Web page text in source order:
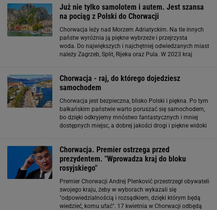
Już nie tylko samolotem i autem. Jest szansa
na pociąg z Polski do Chorwacji
Chorwacja leży nad Morzem Adriatyckim. Na tle innych
państw wyróżnia ją piękne wybrzeże i przejrzysta
woda. Do największych i najchętniej odwiedzanych miast
należy Zagrzeb, Split, Rijeka oraz Pula. W 2023 kraj
Chorwacja - raj, do którego dojedziesz
samochodem
Chorwacja jest bezpieczna, blisko Polski i piękna. Po tym
bałkańskim państwie warto poruszać się samochodem,
bo dzięki odkryjemy mnóstwo fantastycznych i mniej
dostępnych miejsc, a dobrej jakości drogi i piękne widoki
Chorwacja. Premier ostrzega przed
prezydentem. "Wprowadza kraj do bloku
rosyjskiego"
Premier Chorwacji Andrej Plenković przestrzegł obywateli
swojego kraju, żeby w wyborach wykazali się
"odpowiedzialnością i rozsądkiem, dzięki którym będą
wiedzieć, komu ufać". 17 kwietnia w Chorwacji odbędą